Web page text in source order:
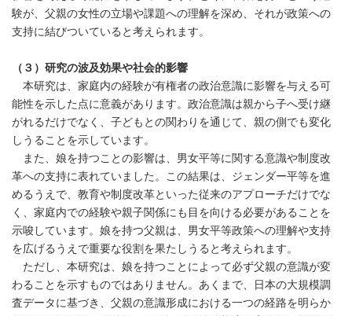
験が、父親の女性の立場や課題への理解を深め、それが政策への
支持に結びついていると考えられます。
（３）研究の波及効果や社会的影響
本研究は、家庭内の経験が有権者の政治意識に影響を与える可
能性を示した点に意義があります。政治意識は親から子へ受け継
がれるだけでなく、子どもとの関わりを通じて、親の側でも変化
しうることを示しています。
また、娘を持つことの影響は、男女平等に関する意識や制度改
革への支持に表れていました。この結果は、ジェンダー平等を進
めるうえで、教育や制度改革といった従来のアプローチだけでな
く、家庭内での経験や親子関係にも目を向ける必要があることを
示唆しています。娘を持つ父親は、男女平等政策への理解や支持
を広げるうえで重要な役割を果たしうると考えられます。
ただし、本研究は、娘を持つことによって必ず父親の意識が変
わることを示すものではありません。あくまで、日本の大規模調
査データに基づき、父親の意識形成における一つの経路を明らか